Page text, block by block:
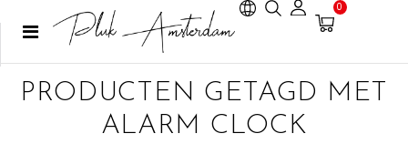
0
PRODUCTEN GETAGD MET
ALARM CLOCK